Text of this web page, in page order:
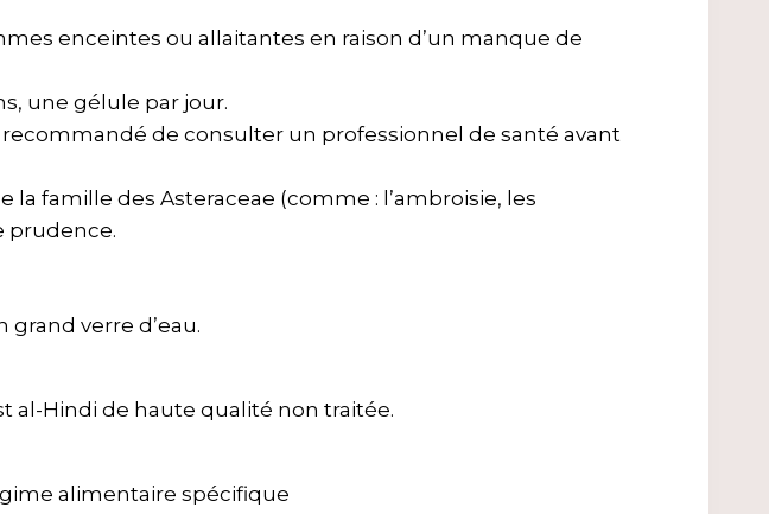
enceintes ou allaitantes en raison d’un manque de
une gélule par jour.
de consulter un professionnel de santé avant
famille des Asteraceae (comme : l’ambroisie, les
prudence.
verre d’eau.
al-Hindi de haute qualité non traitée.
alimentaire spécifique